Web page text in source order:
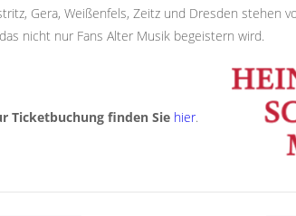
Gera, Weißenfels, Zeitz und Dresden stehen
nicht nur Fans Alter Musik begeistern wird.
Ticketbuchung finden Sie hier.